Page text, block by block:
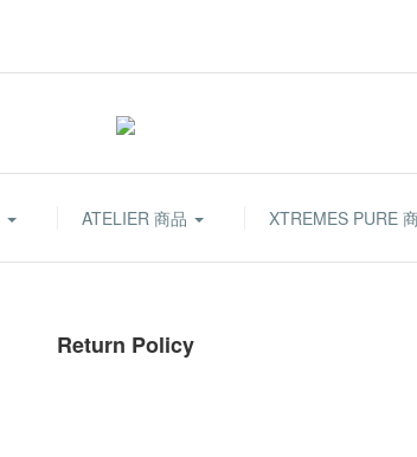
ATELIER 商品 XTREMES PURE
Return Policy